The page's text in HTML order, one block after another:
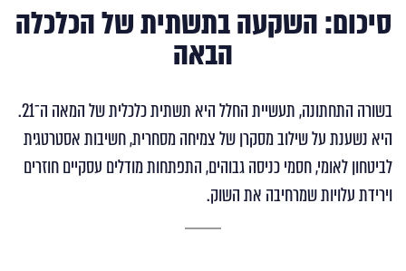
סיכום: השקעה בתשתית של הכלכלה
הבאה
בשורה התחתונה, תעשיית החלל היא תשתית כלכלית של המאה ה־21.
היא נשענת על שילוב מסקרן של צמיחה מסחרית, חשיבות אסטרטגית
לביטחון לאומי, חסמי כניסה גבוהים, התפתחות מודלים עסקיים חוזרים
וירידת עלויות שמרחיבה את השוק.